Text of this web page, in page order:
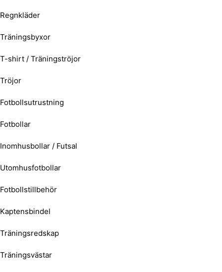
Regnkläder
Träningsbyxor
T-shirt / Träningströjor
Tröjor
Fotbollsutrustning
Fotbollar
Inomhusbollar / Futsal
Utomhusfotbollar
Fotbollstillbehör
Kaptensbindel
Träningsredskap
Träningsvästar